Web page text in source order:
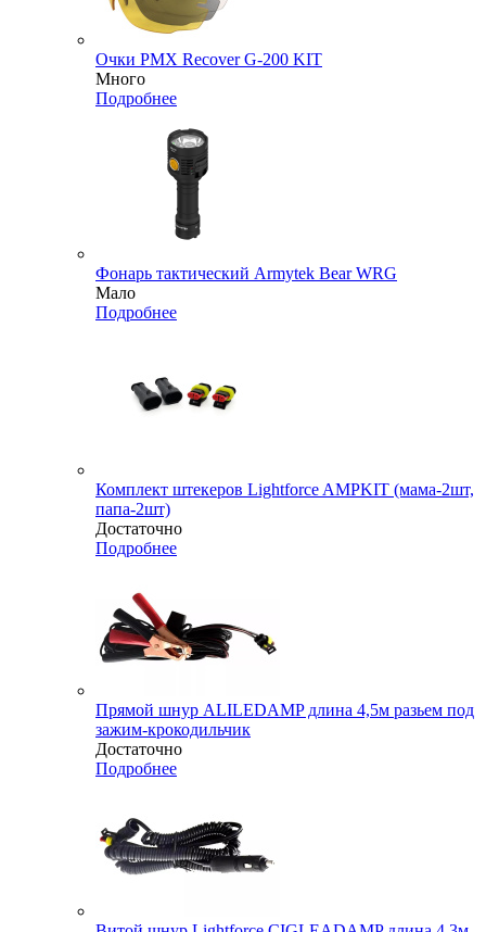
Очки PMX Recover G-200 KIT
Много
Подробнее
Фонарь тактический Armytek Bear WRG
Мало
Подробнее
Комплект штекеров Lightforce AMPKIT (мама-2шт,
папа-2шт)
Достаточно
Подробнее
Прямой шнур ALILEDAMP длина 4,5м разьем под
зажим-крокодильчик
Достаточно
Подробнее